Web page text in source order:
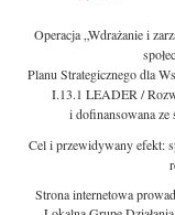
Operacja „Wdrażanie i
Planu Strategicznego dla
I.13.1 LEADER /
i dofinansowana
Cel i przewidywany efekt:
Strona internetowa